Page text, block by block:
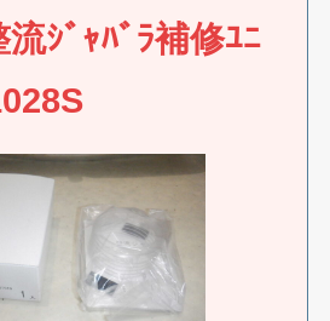
ｼﾞｬﾊﾞﾗ補修ﾕﾆ